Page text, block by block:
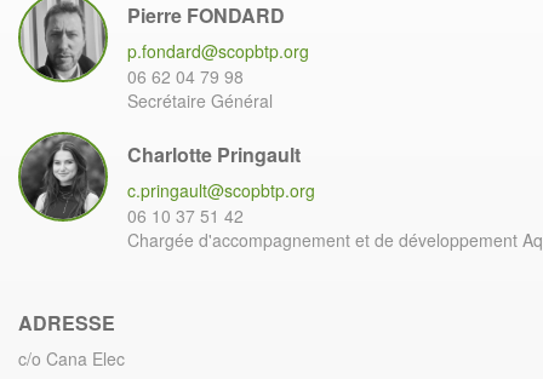
Pierre FONDARD
p.fondard@scopbtp.org
06 62 04 79 98
Secrétaire Général
Charlotte Pringault
c.pringault@scopbtp.org
06 10 37 51 42
Chargée d'accompagnement et de développement
ADRESSE
c/o Cana Elec